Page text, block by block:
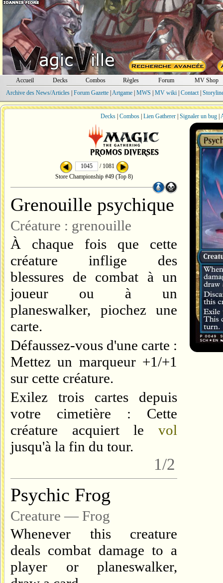
Accueil Decks Combos Règles Forum
MV Shop
Archive des News/Articles| Forum Gazette| Artgame| MWS MV wiki| Contact|
Decks Combos Lien Gatherer Signaler un bug
/ 1081
Store Championship #49 (Top 8)
Grenouille psychique
Créature : grenouille
À chaque fois que cette
créature inflige des
blessures de combat à un
joueur ou à un
planeswalker, piochez une
carte.
Défaussez-vous d'une carte :
Mettez un marqueur +1/+1
sur cette créature.
Exilez trois cartes depuis
votre cimetière : Cette
créature acquiert le vol
jusqu'à la fin du tour.
1/2
Psychic Frog
Creature — Frog
Whenever this creature
deals combat damage to a
player or planeswalker,